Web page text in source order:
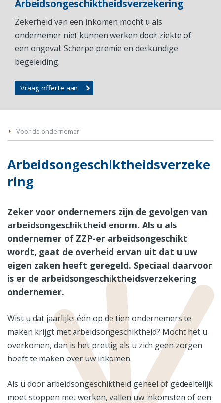
Arbeidsongeschiktheidsverzekering
Zekerheid van een inkomen mocht u als
ondernemer niet kunnen werken door ziekte of
een ongeval. Scherpe premie en deskundige
begeleiding.
Vraag offerte aan
Voor de ondernemer
Arbeidsongeschiktheidsverzeke
ring
Zeker voor ondernemers zijn de gevolgen van
arbeidsongeschiktheid enorm. Als u als
ondernemer of ZZP-er arbeidsongeschikt
wordt, gaat de overheid ervan uit dat u uw
eigen zaken heeft geregeld. Speciaal daarvoor
is er de arbeidsongeschiktheidsverzekering
ondernemer.
Wist u dat jaarlijks één op de tien ondernemers te
maken krijgt met arbeidsongeschiktheid? Mocht het u
overkomen, dan is het prettig als u zich geen zorgen
hoeft te maken over uw inkomen.
Als u door arbeidsongeschiktheid geheel of gedeeltelijk
moet stoppen met werken, vallen uw inkomsten of een